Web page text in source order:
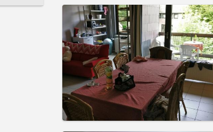
Praktische Informatie
Huur:2200 € (440 €/pers.)
Kosten:375 € (75 €/pers.)
Duur:12 maanden
Domiciliëring:Nee